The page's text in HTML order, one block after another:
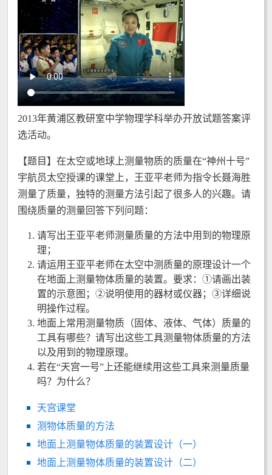
2013年黄浦区教研室中学物理学科举办开放试题答案评
选活动。
【题目】在太空或地球上测量物质的质量在“神州十号”
宇航员太空授课的课堂上，王亚平老师为指令长聂海胜
测量了质量，独特的测量方法引起了很多人的兴趣。请
围绕质量的测量回答下列问题：
请写出王亚平老师测量质量的方法中用到的物理原
理；
请运用王亚平老师在太空中测质量的原理设计一个
在地面上测量物体质量的装置。要求：①请画出装
置的示意图；②说明使用的器材或仪器；③详细说
明操作过程。
地面上常用测量物质（固体、液体、气体）质量的
工具有哪些？请写出这些工具测量物体质量的方法
以及用到的物理原理。
若在“天宫一号”上还能继续用这些工具来测量质量
吗？为什么？
天宫课堂
测物体质量的方法
地面上测量物体质量的装置设计（一）
地面上测量物体质量的装置设计（二）